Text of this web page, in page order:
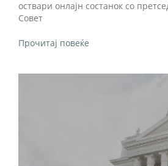
оствари онлајн состанок со
Совет
Прочитај повеќе